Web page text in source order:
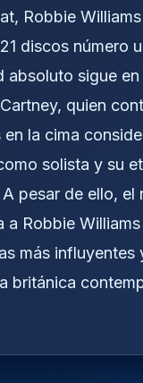
Robbie
discos número
absoluto sigue
quien
en la cima
solista y su
A pesar de ello, el
a Robbie
más influyentes
británica